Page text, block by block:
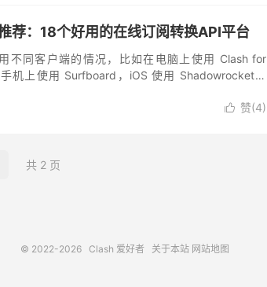
荐：18个好用的在线订阅转换API平台
不同客户端的情况，比如在电脑上使用 Clash for
机上使用 Surfboard，iOS 使用 Shadowrocket、
 赞(4)
共 2 页
© 2022-2026 Clash 爱好者 关于本站 网站地图